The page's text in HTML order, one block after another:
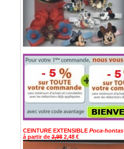
CEINTURE EXTENSIBLE Poca-hontas
à partir de 2,98 2,48 €